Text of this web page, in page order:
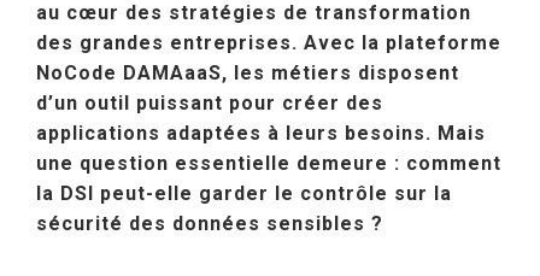
au cœur des stratégies de transformation
des grandes entreprises. Avec la plateforme
NoCode DAMAaaS, les métiers disposent
d’un outil puissant pour créer des
applications adaptées à leurs besoins. Mais
une question essentielle demeure : comment
la DSI peut-elle garder le contrôle sur la
sécurité des données sensibles ?